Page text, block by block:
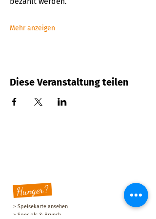
Mehr anzeigen
Diese Veranstaltung teilen
Hunger?
> Speisekarte ansehen
> Specials & Brunch